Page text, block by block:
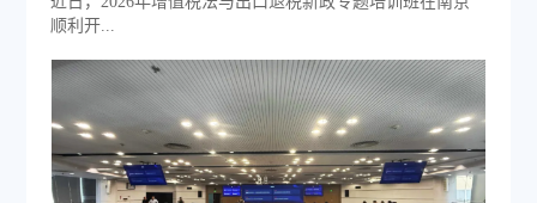
顺利开...